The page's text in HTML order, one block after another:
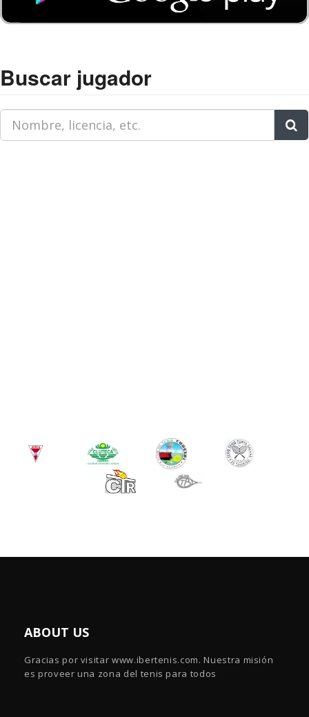
Buscar jugador
ABOUT US
Gracias por visitar www.ibertenis.com. Nuestra misión
es proveer una zona del tenis para todos